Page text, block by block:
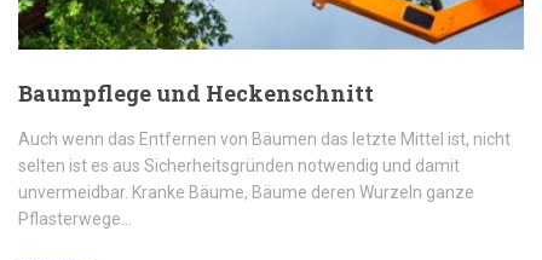
Baumpflege und Heckenschnitt
Auch wenn das Entfernen von Bäumen das letzte Mittel ist, nicht
selten ist es aus Sicherheitsgründen notwendig und damit
unvermeidbar. Kranke Bäume, Bäume deren Wurzeln ganze
Pflasterwege…